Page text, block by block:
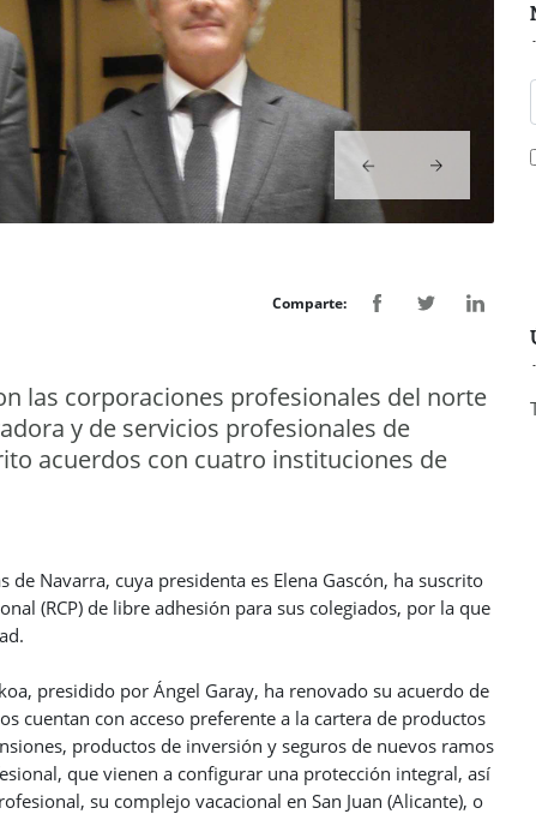
Comparte:
las corporaciones profesionales del norte
y de servicios profesionales de
acuerdos con cuatro instituciones de
Navarra, cuya presidenta es Elena Gascón, ha suscrito
(RCP) de libre adhesión para sus colegiados, por la que
presidido por Ángel Garay, ha renovado su acuerdo de
cuentan con acceso preferente a la cartera de productos
productos de inversión y seguros de nuevos ramos
que vienen a configurar una protección integral, así
su complejo vacacional en San Juan (Alicante), o